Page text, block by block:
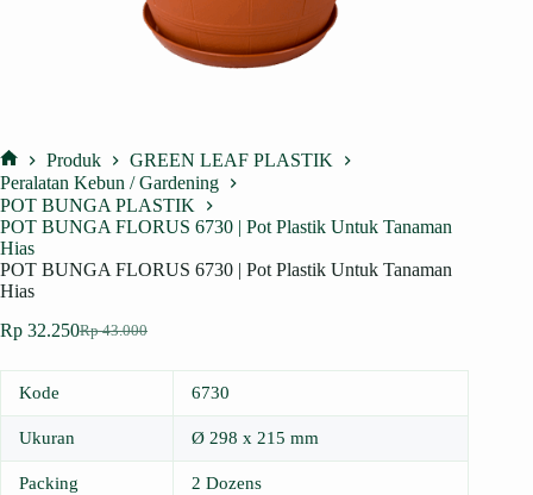
Home
Produk
GREEN LEAF PLASTIK
Peralatan Kebun / Gardening
POT BUNGA PLASTIK
POT BUNGA FLORUS 6730 | Pot Plastik Untuk Tanaman
Hias
POT BUNGA FLORUS 6730 | Pot Plastik Untuk Tanaman
Hias
Rp43.000
Harga
Rp 32.250Harga
Kode 6730
Ukuran Ø 298 x 215 mm
Packing 2 Dozens